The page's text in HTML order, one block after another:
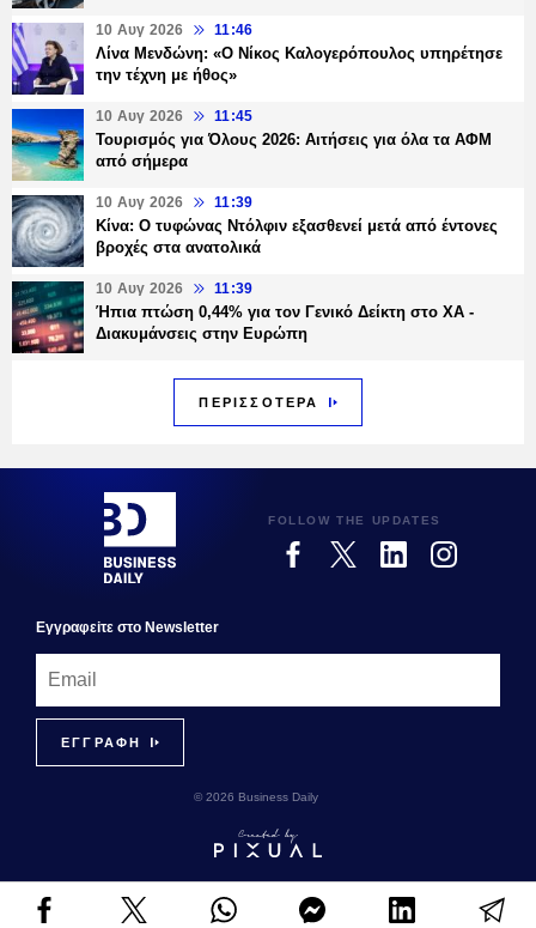
10 Αυγ 2026 11:46
Λίνα Μενδώνη: «Ο Νίκος Καλογερόπουλος υπηρέτησε
την τέχνη με ήθος»
10 Αυγ 2026 11:45
Τουρισμός για Όλους 2026: Αιτήσεις για όλα τα ΑΦΜ
από σήμερα
10 Αυγ 2026 11:39
Κίνα: Ο τυφώνας Ντόλφιν εξασθενεί μετά από έντονες
βροχές στα ανατολικά
10 Αυγ 2026 11:39
Ήπια πτώση 0,44% για τον Γενικό Δείκτη στο ΧΑ -
Διακυμάνσεις στην Ευρώπη
ΠΕΡΙΣΣΟΤΕΡΑ
FOLLOW THE UPDATES
Εγγραφεiτε στο Newsletter
© 2026 Business Daily